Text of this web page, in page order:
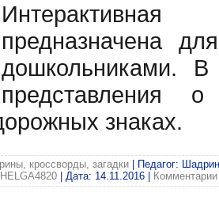
предназначена
дошкольниками. В
представления
знаках.
кроссворды, загадки | Педагог:
HELGA4820 | Дата: 14.11.2016